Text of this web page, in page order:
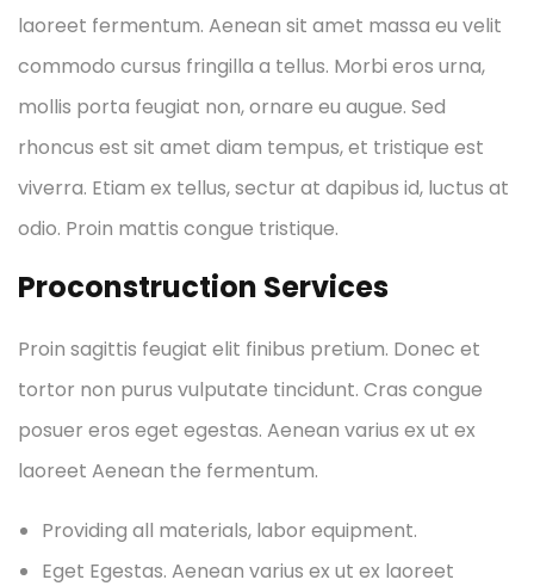
laoreet fermentum. Aenean sit amet massa eu velit
commodo cursus fringilla a tellus. Morbi eros urna,
mollis porta feugiat non, ornare eu augue. Sed
rhoncus est sit amet diam tempus, et tristique est
viverra. Etiam ex tellus, sectur at dapibus id, luctus at
odio. Proin mattis congue tristique.
Proconstruction Services
Proin sagittis feugiat elit finibus pretium. Donec et
tortor non purus vulputate tincidunt. Cras congue
posuer eros eget egestas. Aenean varius ex ut ex
laoreet Aenean the fermentum.
Providing all materials, labor equipment.
Eget Egestas. Aenean varius ex ut ex laoreet